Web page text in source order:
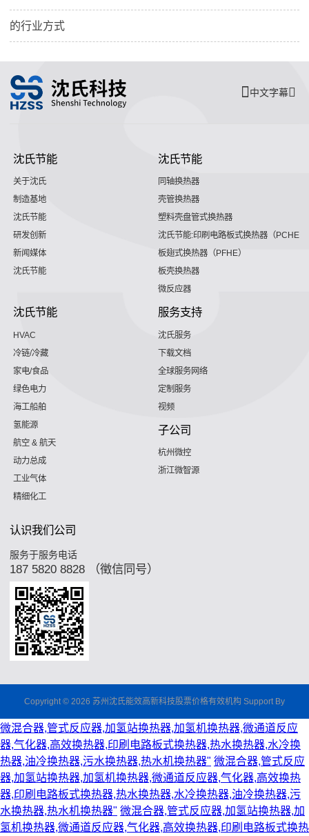
的行业方式
中文字幕
沈氏节能
关于沈氏
制造基地
沈氏节能
研发创新
新闻媒体
沈氏节能
沈氏节能
同轴换热器
壳管换热器
塑料壳盘管式换热器
沈氏节能:印刷电路板式换热器（PCHE）
板翅式换热器（PFHE）
板壳换热器
微反应器
沈氏节能
HVAC
冷链/冷藏
家电/食品
绿色电力
海工船舶
氢能源
航空 & 航天
动力总成
工业气体
精细化工
服务支持
沈氏服务
下载文档
全球服务网络
定制服务
视频
子公司
杭州微控
浙江微智源
认识我们公司
服务于服务电话
187 5820 8828 （徵信同号）
Copyright © 2026 苏州沈氏能效高新科技股票价格有效机构 Support By
微混合器,管式反应器,加氢站换热器,加氢机换热器,微通道反应
器,气化器,高效换热器,印刷电路板式换热器,热水换热器,水冷换
热器,油冷换热器,污水换热器,热水机换热器" 微混合器,管式反应
器,加氢站换热器,加氢机换热器,微通道反应器,气化器,高效换热
器,印刷电路板式换热器,热水换热器,水冷换热器,油冷换热器,污
水换热器,热水机换热器" 微混合器,管式反应器,加氢站换热器,加
氢机换热器,微通道反应器,气化器,高效换热器,印刷电路板式换热